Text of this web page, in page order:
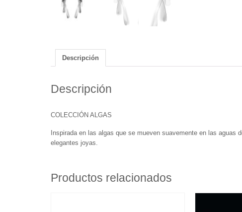
Descripción
Descripción
COLECCIÓN ALGAS
Inspirada en las algas que se mueven suavemente en las
elegantes joyas.
Productos relacionados